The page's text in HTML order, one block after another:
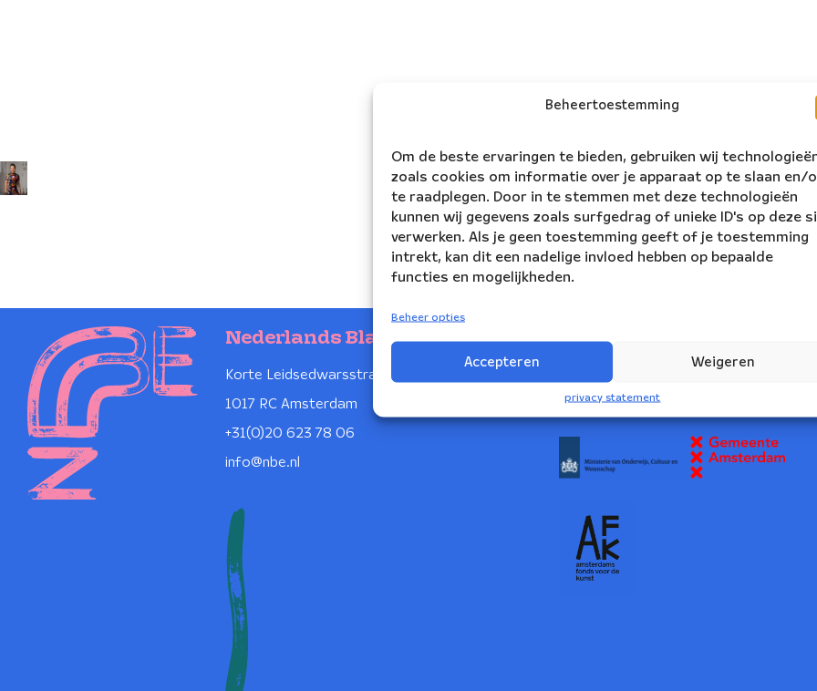
Beheertoestemming
Om de beste ervaringen te bieden, gebruiken wij
zoals cookies om informatie over je apparaat op te slaan en/
te raadplegen. Door in te stemmen met deze technologieën
kunnen wij gegevens zoals surfgedrag of unieke ID's op deze
verwerken. Als je geen toestemming geeft of je toestemming
intrekt, kan dit een nadelige invloed hebben op bepaalde
functies en mogelijkheden.
Beheer opties
Accepteren Weigeren
privacy statement
Nederlands Blazers Ensemble
Korte Leidsedwarsstraat 12
1017 RC Amsterdam
+31(0)20 623 78 06
info@nbe.nl